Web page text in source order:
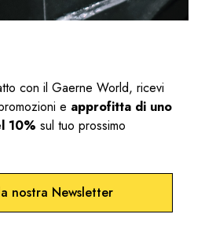
con il Gaerne World, ricevi
e approfitta di uno
10% sul tuo prossimo
nostra Newsletter